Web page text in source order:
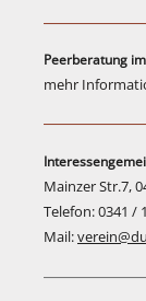
Peerberatung
mehr
Mainzer Str.7,
Telefon: 0341 /
Mail: